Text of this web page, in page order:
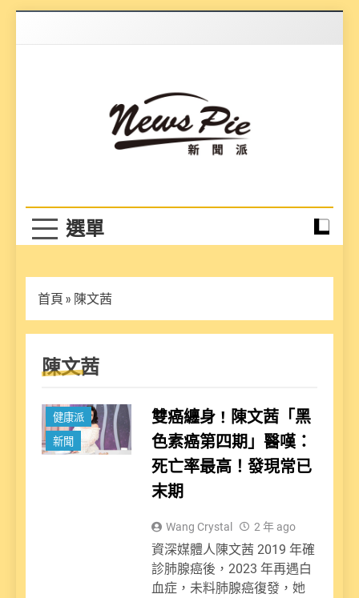
首頁 » 陳文茜
陳文茜
健康派
新聞
雙癌纏身 ! 陳文茜「黑
色素癌第四期」醫嘆：
死亡率最高！發現常已
末期
Wang Crystal 2 年 ago
資深媒體人陳文茜 2019 年確
診肺腺癌後，2023 年再遇白
血症，未料肺腺癌復發，她